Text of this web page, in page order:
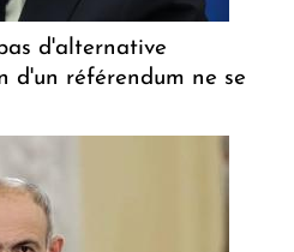
d'alternative
d'un référendum ne se